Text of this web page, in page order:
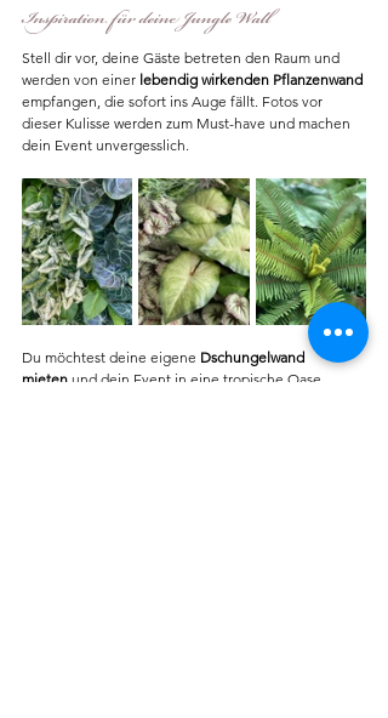
Inspiration für deine Jungle Wall
Stell dir vor, deine Gäste betreten den Raum und
werden von einer lebendig wirkenden Pflanzenwand
empfangen, die sofort ins Auge fällt. Fotos vor
dieser Kulisse werden zum Must-have und machen
dein Event unvergesslich.
Du möchtest deine eigene Dschungelwand
mieten und dein Event in eine tropische Oase